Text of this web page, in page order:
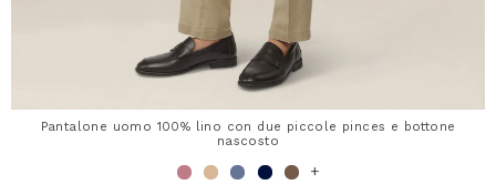
Pantalone uomo 100% lino con due piccole pinces e bottone
nascosto
+